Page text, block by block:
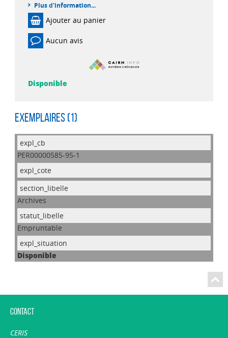
Plus d'information...
Ajouter au panier
Aucun avis
Disponible
Exemplaires (1)
PER00000585-95-1
Archives
Empruntable
Disponible
Contact
CERIS